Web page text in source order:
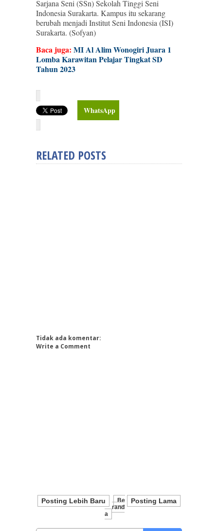
Sarjana Seni (SSn) Sekolah Tinggi Seni
Indonesia Surakarta. Kampus itu sekarang
berubah menjadi Institut Seni Indonesia (ISI)
Surakarta. (Sofyan)
Baca juga: MI Al Alim Wonogiri Juara 1
Lomba Karawitan Pelajar Tingkat SD
Tahun 2023
WhatsApp
RELATED POSTS
Tidak ada komentar:
Write a Comment
Posting Lebih Baru Posting Lama
Be
Rand
A